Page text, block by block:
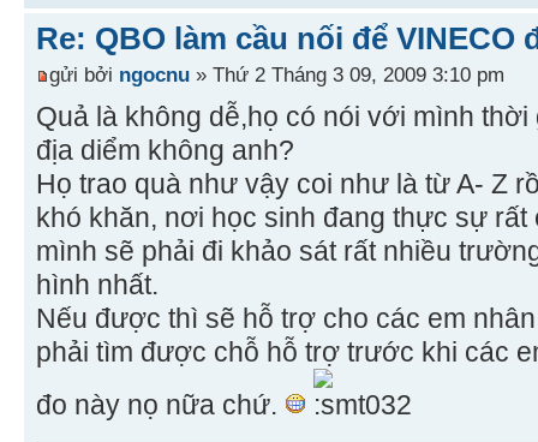
Re: QBO làm cầu nối để VINECO
gửi bởi ngocnu » Thứ 2 Tháng 3 09, 2009 3:10 pm
Quả là không dễ,họ có nói với mình
địa diểm không anh?
Họ trao quà như vậy coi như là từ A- Z
khó khăn, nơi học sinh đang thực sự rất
mình sẽ phải đi khảo sát rất nhiều
hình nhất.
Nếu được thì sẽ hỗ trợ cho các em
phải tìm được chỗ hỗ trợ trước khi các
đo này nọ nữa chứ.